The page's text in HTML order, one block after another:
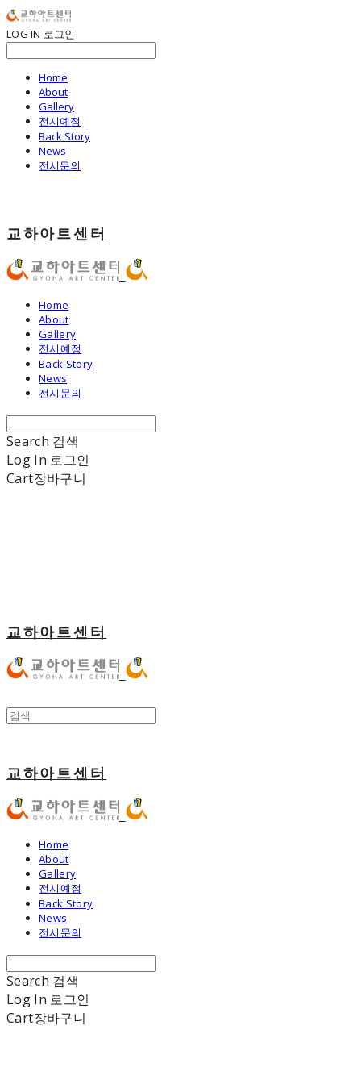
LOG IN 로그인
Home
About
Gallery
전시예정
Back Story
News
전시문의
교하아트센터
Home
About
Gallery
전시예정
Back Story
News
전시문의
Search 검색
Log In 로그인
Cart장바구니
교하아트센터
교하아트센터
Home
About
Gallery
전시예정
Back Story
News
전시문의
Search 검색
Log In 로그인
Cart장바구니